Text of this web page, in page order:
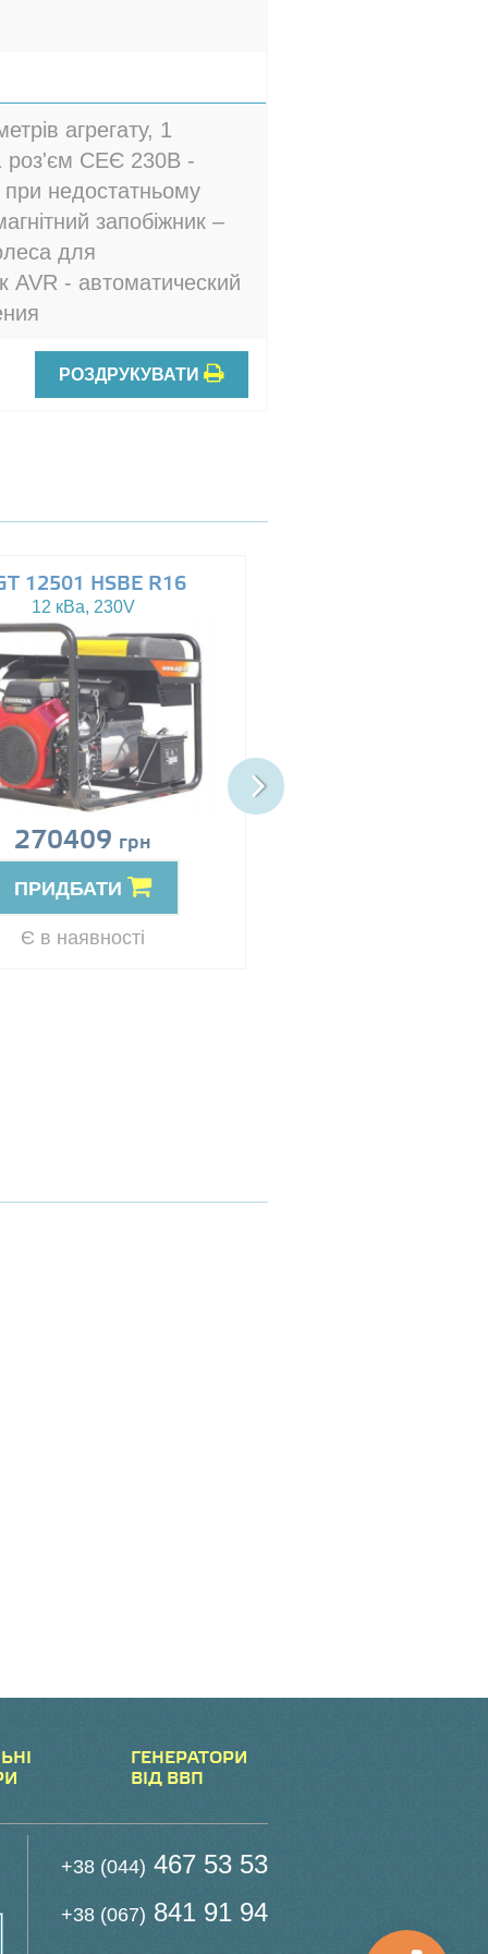
агрегату, 1
роз'єм СЕЄ 230В -
недостатньому
запобіжник –
для
AVR - автоматический
РОЗДРУКУВАТИ
12501 HSBE R16
12 кВа, 230V
270409 грн
ПРИДБАТИ
Є в наявності
ГЕНЕРАТОРИ
ВІД ВВП
+38 (044) 467 53 53
+38 (067) 841 91 94